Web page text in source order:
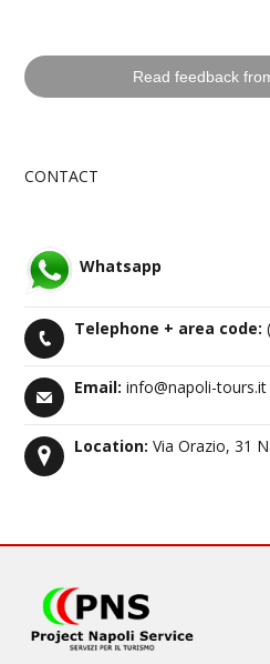
Read feedback
CONTACT
Whatsapp
Telephone + area code:
Email: info@napoli-tours.it
Location: Via Orazio, 31